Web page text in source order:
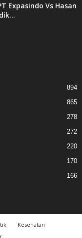
Expasindo Vs Hasan
894
865
278
272
220
170
166
Kesehatan